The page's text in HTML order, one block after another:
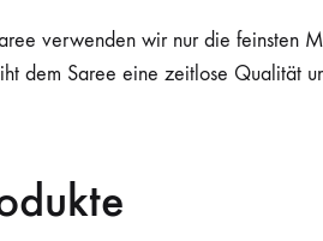
verwenden wir nur die feinsten
dem Saree eine zeitlose Qualität